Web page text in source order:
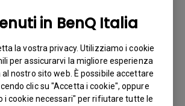
in BenQ Italia
la vostra privacy. Utilizziamo i cookie
per assicurarvi la migliore esperienza
nostro sito web. È possibile accettare
clic su "Accetta i cookie", oppure
i cookie necessari" per rifiutare tutte le
software o driver
correlato